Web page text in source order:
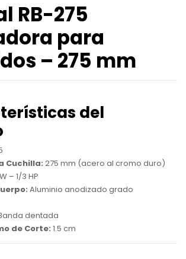
RB-275
para
– 275 mm
del
Cuchilla: 275 mm (acero al cromo duro)
– 1/3 HP
Aluminio anodizado grado
dentada
de Corte: 1.5 cm